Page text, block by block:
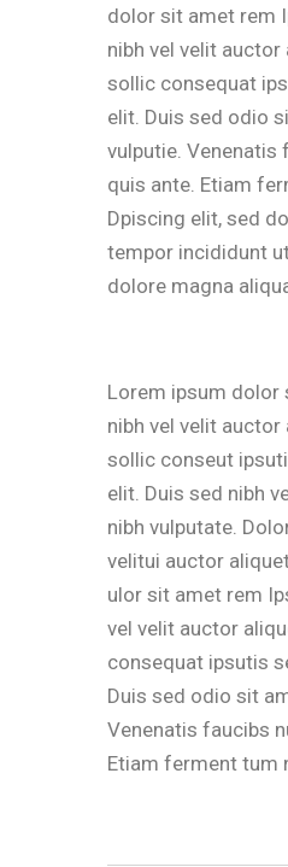
dolor sit amet rem
nibh vel velit auctor
sollic consequat
elit. Duis sed odio
vulputie. Venenatis
quis ante. Etiam
Dpiscing elit, sed
tempor incididunt
dolore magna
Lorem ipsum dolor
nibh vel velit auctor
sollic conseut
elit. Duis sed nibh
nibh vulputate.
velitui auctor
ulor sit amet rem
vel velit auctor
consequat ipsutis
Duis sed odio sit
Venenatis faucibs
Etiam ferment tum